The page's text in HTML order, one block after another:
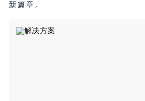
新篇章。